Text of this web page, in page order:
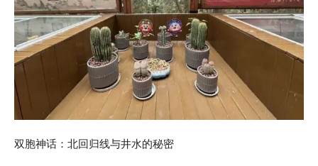
双胞神话：北回归线与井水的秘密